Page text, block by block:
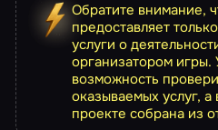
Обратите внимание,
предоставляет
услуги о
организатором игры.
возможность
оказываемых услуг,
проекте собрана из